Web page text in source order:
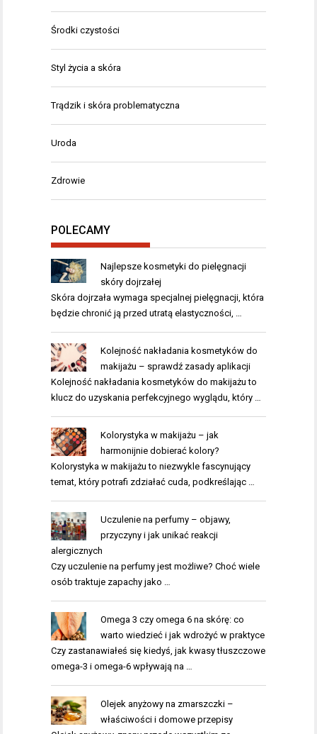
Środki czystości
Styl życia a skóra
Trądzik i skóra problematyczna
Uroda
Zdrowie
POLECAMY
Najlepsze kosmetyki do pielęgnacji
skóry dojrzałej
Skóra dojrzała wymaga specjalnej pielęgnacji, która
będzie chronić ją przed utratą elastyczności, …
Kolejność nakładania kosmetyków do
makijażu – sprawdź zasady aplikacji
Kolejność nakładania kosmetyków do makijażu to
klucz do uzyskania perfekcyjnego wyglądu, który …
Kolorystyka w makijażu – jak
harmonijnie dobierać kolory?
Kolorystyka w makijażu to niezwykle fascynujący
temat, który potrafi zdziałać cuda, podkreślając …
Uczulenie na perfumy – objawy,
przyczyny i jak unikać reakcji
alergicznych
Czy uczulenie na perfumy jest możliwe? Choć wiele
osób traktuje zapachy jako …
Omega 3 czy omega 6 na skórę: co
warto wiedzieć i jak wdrożyć w praktyce
Czy zastanawiałeś się kiedyś, jak kwasy tłuszczowe
omega-3 i omega-6 wpływają na …
Olejek anyżowy na zmarszczki –
właściwości i domowe przepisy